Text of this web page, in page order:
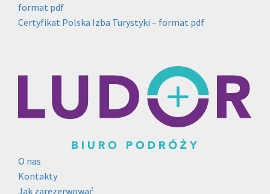
format pdf
Certyfikat Polska Izba Turystyki – format pdf
O nas
Kontakty
Jak zarezerwować